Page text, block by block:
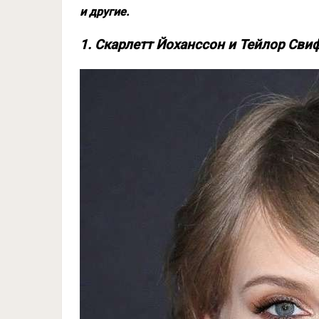
и другие.
1. Скарлетт Йоханссон и Тейлор